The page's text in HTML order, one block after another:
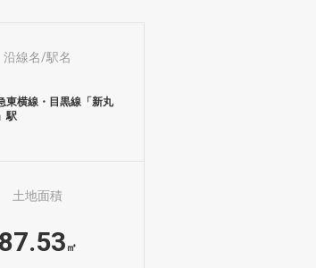
沿線名/駅名
東横線・目黒線「新丸
駅
土地面積
87.53 ㎡